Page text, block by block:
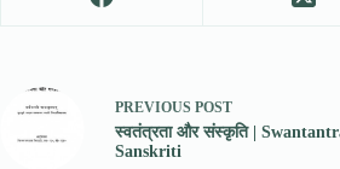
PREVIOUS POST
स्वतंत्रता और संस्कृति |
Sanskriti